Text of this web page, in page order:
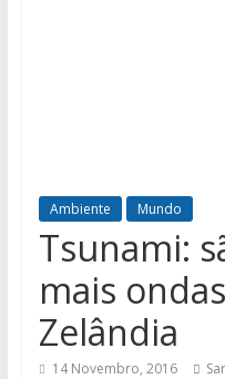
Ambiente Mundo
Tsunami:
mais
Zelândia
14 Novembro, 2016